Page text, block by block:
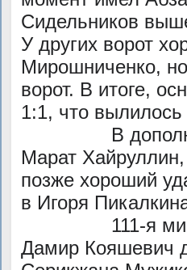
Сидельников
У других ворот
Мирошниченко,
ворот. В итоге,
1:1, что вылилось
В
Марат
позже хороший
в Игоря
111-я минута
Дамир Кояшевич